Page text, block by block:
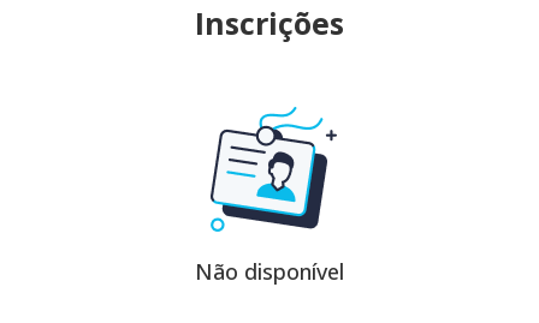
Inscrições
Não disponível